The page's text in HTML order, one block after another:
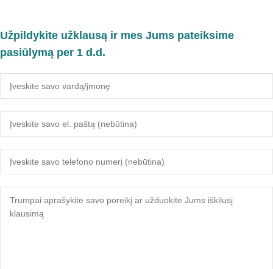
Užpildykite užklausą ir mes Jums pateiksime
pasiūlymą per 1 d.d.